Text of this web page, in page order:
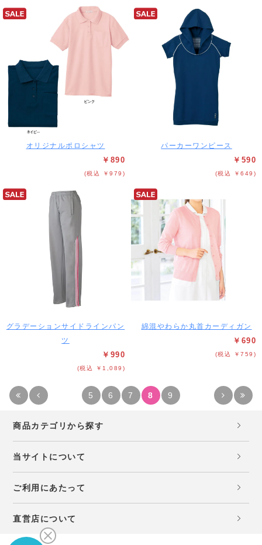
オリジナルポロシャツ
￥890
(税込 ￥979)
パーカーワンピース
￥590
(税込 ￥649)
グラデーションサイドラインパン
ツ
￥990
(税込 ￥1,089)
綿混やわらか丸首カーディガン
￥690
(税込 ￥759)
5 6 7 8 9
商品カテゴリから探す
当サイトについて
ご利用にあたって
直営店について